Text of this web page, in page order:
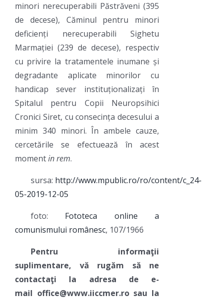
minori nerecuperabili Păstrăveni (395
de decese), Căminul pentru minori
deficienți nerecuperabili Sighetu
Marmației (239 de decese), respectiv
cu privire la tratamentele inumane și
degradante aplicate minorilor cu
handicap sever instituționalizați în
Spitalul pentru Copii Neuropsihici
Cronici Siret, cu consecința decesului a
minim 340 minori. În ambele cauze,
cercetările se efectuează în acest
momentin rem.
sursa: http://www.mpublic.ro/ro/content/c_24-
05-2019-12-05
foto: Fototeca online a
comunismului românesc, 107/1966
Pentru informaţii
suplimentare, vă rugăm să ne
contactaţi la adresa de e-
mail office@www.iiccmer.ro sau la